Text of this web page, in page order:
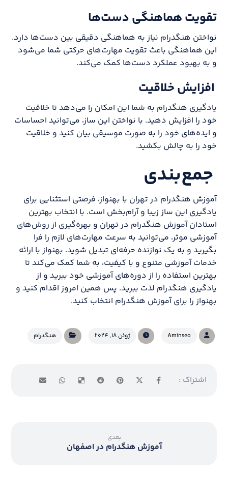
تقویت هماهنگی دست‌ها
نواختن هنگدرام نیاز به هماهنگی دقیقی بین دست‌ها دارد.
این هماهنگی باعث تقویت مهارت‌های حرکتی شما می‌شود
و به بهبود عملکرد دست‌ها کمک می‌کند.
افزایش خلاقیت
یادگیری هنگدرام به شما این امکان را می‌دهد تا خلاقیت
خود را افزایش دهید. با نواختن این ساز، می‌توانید احساسات
و ایده‌های خود را به صورت موسیقی بیان کنید و خلاقیت
خود را به چالش بکشید.
جمع‌بندی
آموزش هنگدرام در تهران با بهنواز، فرصتی استثنایی برای
یادگیری این ساز زیبا و آرام‌بخش است. با انتخاب بهترین
استادان آموزش هنگدرام در تهران و بهره‌گیری از روش‌های
آموزشی موثر، می‌توانید به سرعت مهارت‌های لازم را فرا
بگیرید و به یک نوازنده حرفه‌ای تبدیل شوید. بهنواز با ارائه
خدمات آموزشی متنوع و با کیفیت، به شما کمک می‌کند تا
بهترین استفاده را از دوره‌های آموزشی خود ببرید و از
یادگیری هنگدرام لذت ببرید. پس همین امروز اقدام کنید و
بهنواز را برای آموزش هنگدرام انتخاب کنید.
Aminseo ژوئن ۱۸, ۲۰۲۴ هنگدرام
بعدی
آموزش هنگدرام در اصفهان